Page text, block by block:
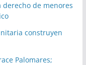
derecho de menores
construyen
Palomares;